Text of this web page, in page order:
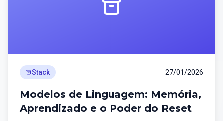
Stack 27/01/2026
Modelos de Linguagem: Memória,
Aprendizado e o Poder do Reset